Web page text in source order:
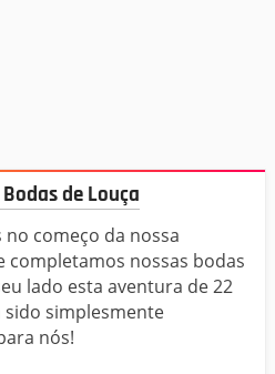
de Louça
começo da nossa
completamos nossas bodas
lado esta aventura de 22
simplesmente
nós!